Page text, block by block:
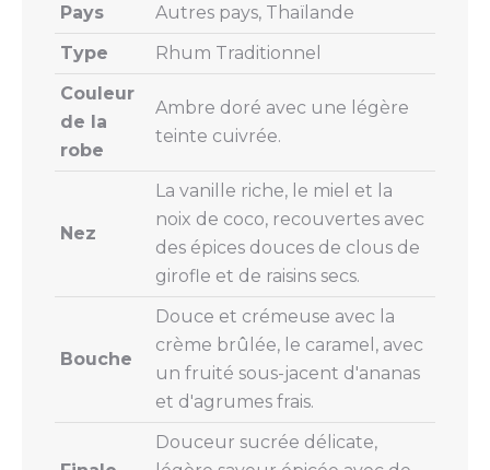
Pays
Autres pays, Thaïlande
Type
Rhum Traditionnel
Couleur
de la
robe
Ambre doré avec une légère
teinte cuivrée.
Nez
La vanille riche, le miel et la
noix de coco, recouvertes avec
des épices douces de clous de
girofle et de raisins secs.
Bouche
Douce et crémeuse avec la
crème brûlée, le caramel, avec
un fruité sous-jacent d'ananas
et d'agrumes frais.
Douceur sucrée délicate,